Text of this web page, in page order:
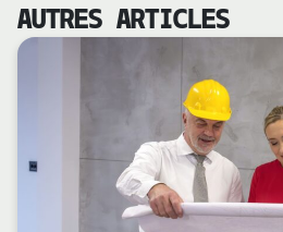
AUTRES ARTICLES